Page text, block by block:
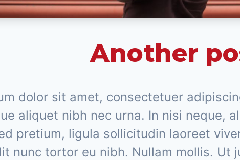
Another
dolor sit amet, consectetuer
aliquet nibh nec urna. In nisi neque,
pretium, ligula sollicitudin laoreet
nunc tortor eu nibh. Nullam mollis. Ut